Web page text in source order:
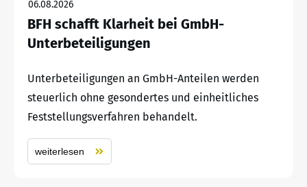
06.08.2026
BFH schafft Klarheit bei GmbH-
Unterbeteiligungen
Unterbeteiligungen an GmbH-Anteilen werden
steuerlich ohne gesondertes und einheitliches
Feststellungsverfahren behandelt.
weiterlesen